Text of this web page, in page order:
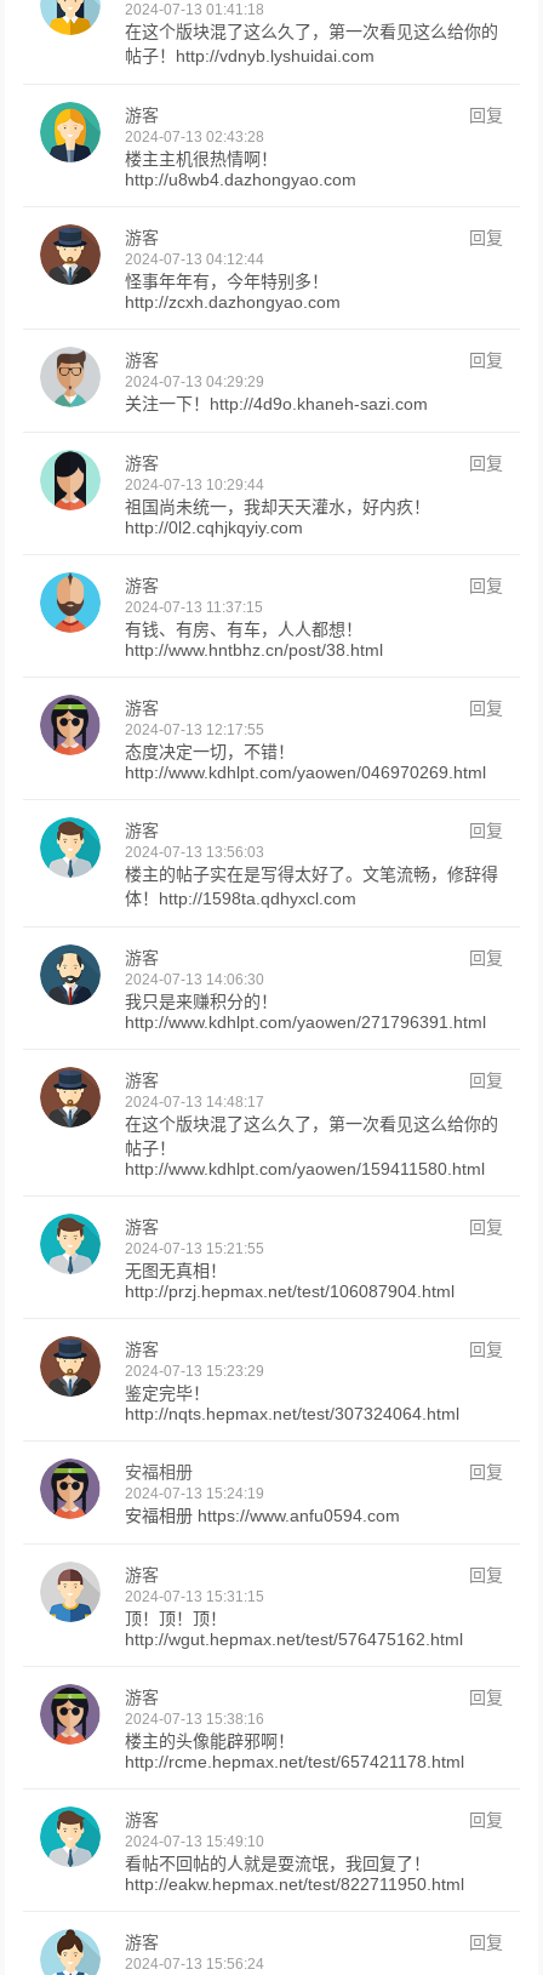
2024-07-13 01:41:18
在这个版块混了这么久了，第一次看见这么给你的
帖子！http://vdnyb.lyshuidai.com
游客 回复
2024-07-13 02:43:28
楼主主机很热情啊！
http://u8wb4.dazhongyao.com
游客 回复
2024-07-13 04:12:44
怪事年年有，今年特别多！
http://zcxh.dazhongyao.com
游客 回复
2024-07-13 04:29:29
关注一下！http://4d9o.khaneh-sazi.com
游客 回复
2024-07-13 10:29:44
祖国尚未统一，我却天天灌水，好内疚！
http://0l2.cqhjkqyiy.com
游客 回复
2024-07-13 11:37:15
有钱、有房、有车，人人都想！
http://www.hntbhz.cn/post/38.html
游客 回复
2024-07-13 12:17:55
态度决定一切，不错！
http://www.kdhlpt.com/yaowen/046970269.html
游客 回复
2024-07-13 13:56:03
楼主的帖子实在是写得太好了。文笔流畅，修辞得
体！http://1598ta.qdhyxcl.com
游客 回复
2024-07-13 14:06:30
我只是来赚积分的！
http://www.kdhlpt.com/yaowen/271796391.html
游客 回复
2024-07-13 14:48:17
在这个版块混了这么久了，第一次看见这么给你的
帖子！
http://www.kdhlpt.com/yaowen/159411580.html
游客 回复
2024-07-13 15:21:55
无图无真相！
http://przj.hepmax.net/test/106087904.html
游客 回复
2024-07-13 15:23:29
鉴定完毕！
http://nqts.hepmax.net/test/307324064.html
安福相册 回复
2024-07-13 15:24:19
安福相册 https://www.anfu0594.com
游客 回复
2024-07-13 15:31:15
顶！顶！顶！
http://wgut.hepmax.net/test/576475162.html
游客 回复
2024-07-13 15:38:16
楼主的头像能辟邪啊！
http://rcme.hepmax.net/test/657421178.html
游客 回复
2024-07-13 15:49:10
看帖不回帖的人就是耍流氓，我回复了！
http://eakw.hepmax.net/test/822711950.html
游客 回复
2024-07-13 15:56:24